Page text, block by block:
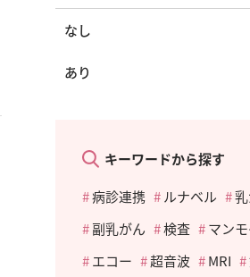
なし
あり
キーワードから探す
病診連携
ルナベル
副乳がん
検査
マン
エコー
超音波 MRI